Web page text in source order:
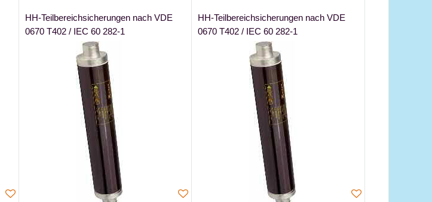
HH-Teilbereichsicherungen nach VDE
0670 T402 / IEC 60 282-1
HH-Teilbereichsicherungen nach VDE
0670 T402 / IEC 60 282-1